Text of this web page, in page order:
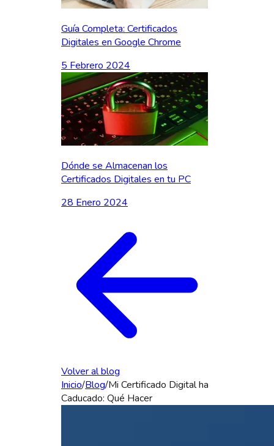
Guía Completa: Certificados
Digitales en Google Chrome
5 Febrero 2024
Dónde se Almacenan los
Certificados Digitales en tu PC
28 Enero 2024
Volver al blog
Inicio/Blog/Mi Certificado Digital ha
Caducado: Qué Hacer